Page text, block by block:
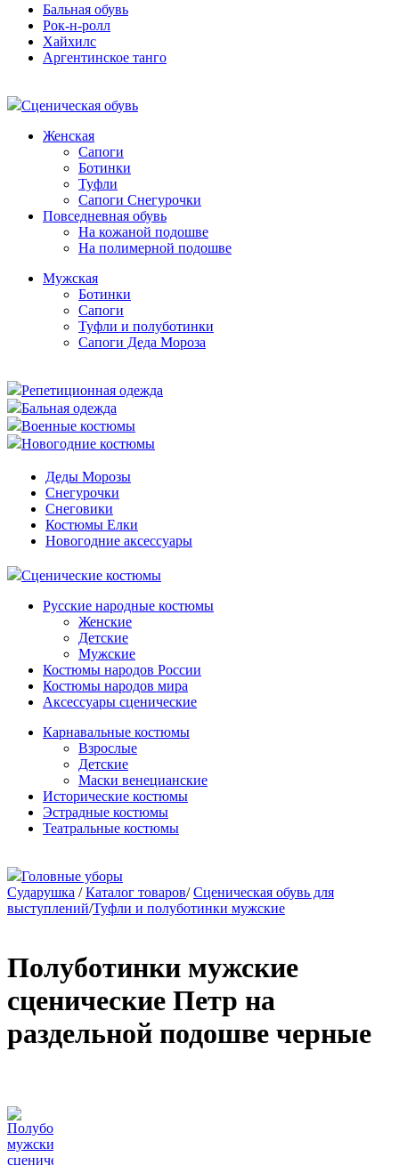
Бальная обувь
Рок-н-ролл
Хайхилс
Аргентинское танго
Сценическая обувь
Женская
Сапоги
Ботинки
Туфли
Сапоги Снегурочки
Повседневная обувь
На кожаной подошве
На полимерной подошве
Мужская
Ботинки
Сапоги
Туфли и полуботинки
Сапоги Деда Мороза
Репетиционная одежда
Бальная одежда
Военные костюмы
Новогодние костюмы
Деды Морозы
Снегурочки
Снеговики
Костюмы Елки
Новогодние аксессуары
Сценические костюмы
Русские народные костюмы
Женские
Детские
Мужские
Костюмы народов России
Костюмы народов мира
Аксессуары сценические
Карнавальные костюмы
Взрослые
Детские
Маски венецианские
Исторические костюмы
Эстрадные костюмы
Театральные костюмы
Головные уборы
Сударушка / Каталог товаров/ Сценическая обувь для
выступлений/Туфли и полуботинки мужские
Полуботинки мужские
сценические Петр на
раздельной подошве черные